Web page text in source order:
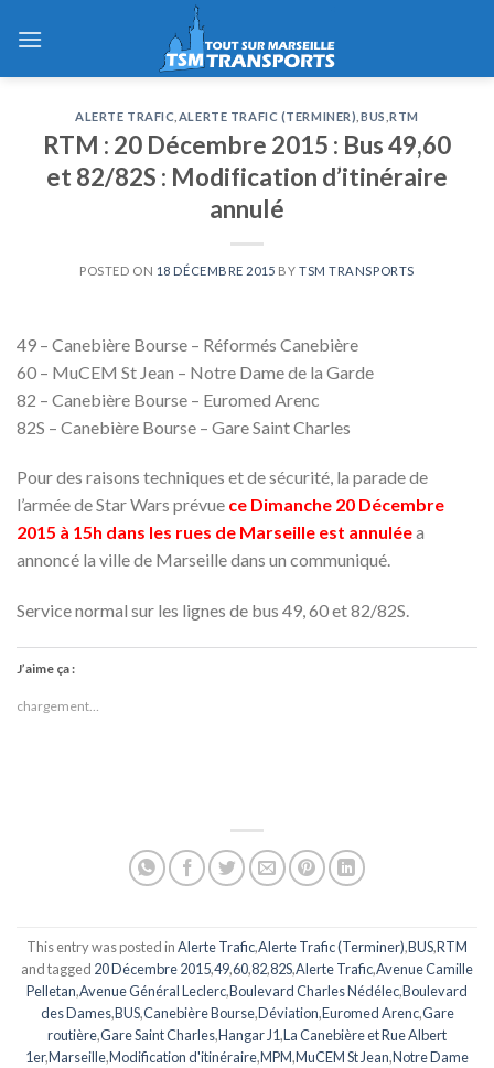
ALERTE TRAFIC ALERTE TRAFIC (TERMINER) BUS ,RTM
RTM : 20 Décembre 2015 : Bus 49,60
et 82/82S : Modification d’itinéraire
annulé
POSTED ON 18 DÉCEMBRE 2015 BY TSM TRANSPORTS
49 – Canebière Bourse – Réformés Canebière
60 – MuCEM St Jean – Notre Dame de la Garde
82 – Canebière Bourse – Euromed Arenc
82S – Canebière Bourse – Gare Saint Charles
Pour des raisons techniques et de sécurité, la parade de
l’armée de Star Wars prévue ce Dimanche 20 Décembre
2015 à 15h dans les rues de Marseille est annuléea
annoncé la ville de Marseille dans un communiqué.
Service normal sur les lignes de bus 49, 60 et 82/82S.
J’aime ça :
chargement…
This entry was posted inAlerte Trafic,Alerte Trafic (Terminer),BUS,RTM
and tagged 20 Décembre 2015,49,60,82,82S,Alerte Trafic,Avenue Camille
Pelletan,Avenue Général Leclerc,Boulevard Charles Nédélec,Boulevard
des Dames,BUS,Canebière Bourse,Déviation,Euromed Arenc,Gare
routière,Gare Saint Charles,Hangar J1,La Canebière et Rue Albert
1er,Marseille,Modification d'itinéraire,MPM,MuCEM St Jean,Notre Dame